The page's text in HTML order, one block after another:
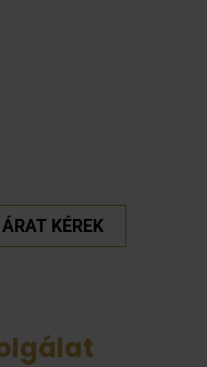
KÉREK